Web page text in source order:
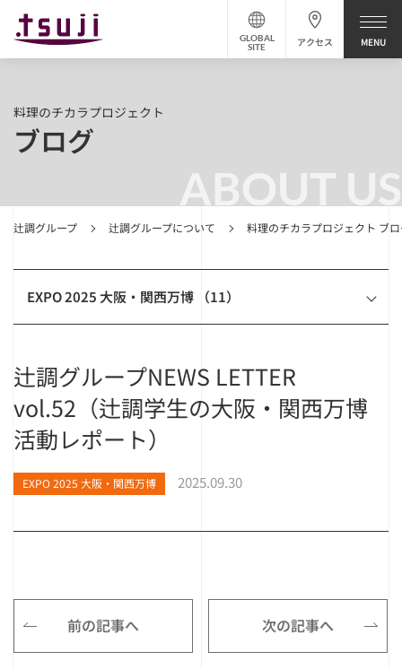
アクセス
GLOBAL
SITE
ABOUT US
辻調グループ 辻調グループについて 料理のチカラプロジェクト ブ
料理のチカラプロジェクト
ブログ
EXPO 2025 大阪・関西万博 （11）
辻調グループNEWS LETTER
vol.52（辻調学生の大阪・関西万博
活動レポート）
EXPO 2025 大阪・関西万博 2025.09.30
前の記事へ 次の記事へ